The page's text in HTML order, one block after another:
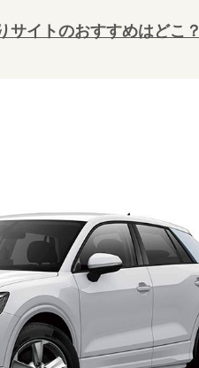
サイトのおすすめはどこ